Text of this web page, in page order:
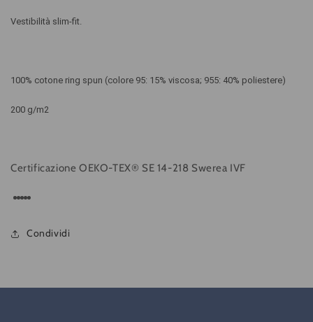
Vestibilità slim-fit.
100% cotone ring spun (colore 95: 15% viscosa; 955: 40% poliestere)
200 g/m2
Certificazione OEKO-TEX® SE 14-218 Swerea IVF
Condividi